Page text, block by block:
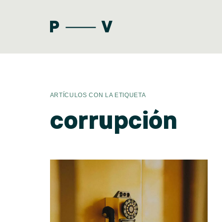
MANIFIESTO
ARTÍCULOS CON LA ETIQUETA
corrupción